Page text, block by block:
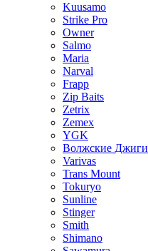
Kuusamo
Strike Pro
Owner
Salmo
Maria
Narval
Frapp
Zip Baits
Zetrix
Zemex
YGK
Волжские Джиги
Varivas
Trans Mount
Tokuryo
Sunline
Stinger
Smith
Shimano